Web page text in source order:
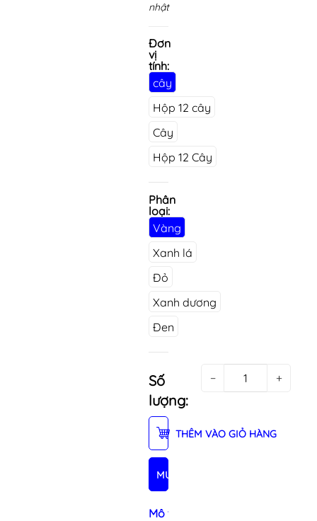
nhật
Đơn
vị
tính:
cây
Hộp 12 cây
Cây
Hộp 12 Cây
Phân
loại:
Vàng
Xanh lá
Đỏ
Xanh dương
Đen
Số
lượng:
− +
THÊM VÀO GIỎ HÀNG
MUA NGAY
Mô tả sản phẩm